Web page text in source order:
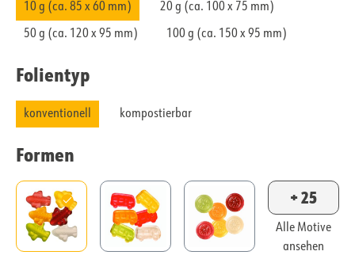
10 g (ca. 85 x 60 mm) 20 g (ca. 100 x 75 mm)
50 g (ca. 120 x 95 mm) 100 g (ca. 150 x 95 mm)
Folientyp
konventionell kompostierbar
Formen
+ 25
Alle Motive
ansehen